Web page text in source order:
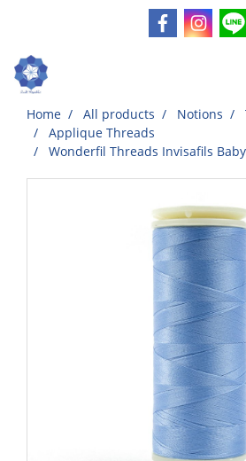
Home All products Notions
Applique Threads
Wonderfil Threads Invisafils